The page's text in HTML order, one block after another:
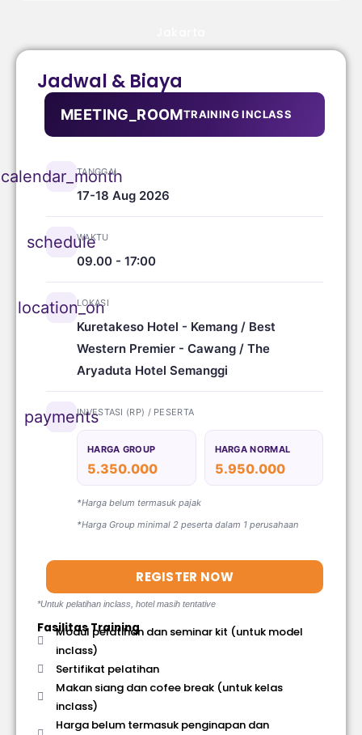
Jadwal & Biaya
MEETING_ROOMTRAINING INCLASS
calendar_month
TANGGAL
17-18 Aug 2026
schedule
WAKTU
09.00 - 17:00
location_on
LOKASI
Kuretakeso Hotel - Kemang / Best
Western Premier - Cawang / The
Aryaduta Hotel Semanggi
paymentsINVESTASI (RP) / PESERTA
HARGA GROUP
5.350.000
HARGA NORMAL
5.950.000
*Harga belum termasuk pajak
*Harga Group minimal 2 peserta dalam 1 perusahaan
REGISTER NOW
*Untuk pelatihan inclass, hotel masih tentative
Fasilitas Training
Modul pelatihan dan seminar kit (untuk model
inclass)
Sertifikat pelatihan
Makan siang dan cofee break (untuk kelas
inclass)
Harga belum termasuk penginapan dan